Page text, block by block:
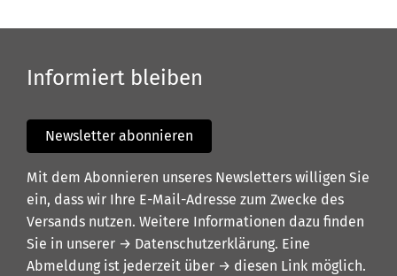
Informiert bleiben
Newsletter abonnieren
Mit dem Abonnieren unseres Newsletters willigen Sie
ein, dass wir Ihre E-Mail-Adresse zum Zwecke des
Versands nutzen. Weitere Informationen dazu finden
Sie in unserer → Datenschutzerklärung. Eine
Abmeldung ist jederzeit über → diesen Link möglich.